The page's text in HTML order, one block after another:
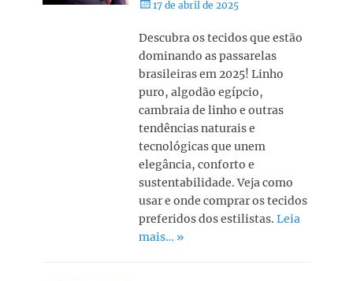
17 de abril de 2025
Descubra os tecidos que estão
dominando as passarelas
brasileiras em 2025! Linho
puro, algodão egípcio,
cambraia de linho e outras
tendências naturais e
tecnológicas que unem
elegância, conforto e
sustentabilidade. Veja como
usar e onde comprar os tecidos
preferidos dos estilistas.Leia
mais… »